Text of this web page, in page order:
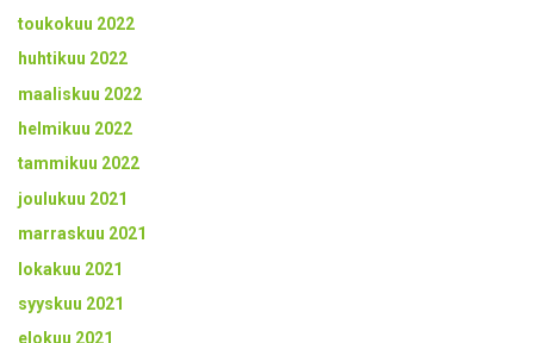
toukokuu 2022
huhtikuu 2022
maaliskuu 2022
helmikuu 2022
tammikuu 2022
joulukuu 2021
marraskuu 2021
lokakuu 2021
syyskuu 2021
elokuu 2021